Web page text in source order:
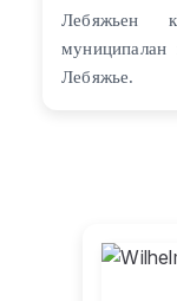
Лебяжьен
Лебяжье.